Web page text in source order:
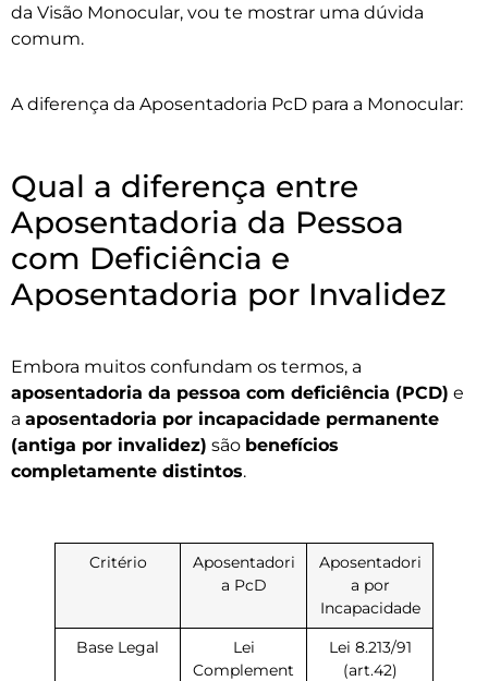
da Visão Monocular, vou te mostrar uma dúvida
comum.
A diferença da Aposentadoria PcD para a Monocular:
Qual a diferença entre
Aposentadoria da Pessoa
com Deficiência e
Aposentadoria por Invalidez
Embora muitos confundam os termos, a
aposentadoria da pessoa com deficiência (PCD) e
a aposentadoria por incapacidade permanente
(antiga por invalidez) são benefícios
completamente distintos.
Critério
Aposentadori
a PcD
Aposentadori
a por
Incapacidade
Base Legal
Lei
Complement
Lei 8.213/91
(art.42)